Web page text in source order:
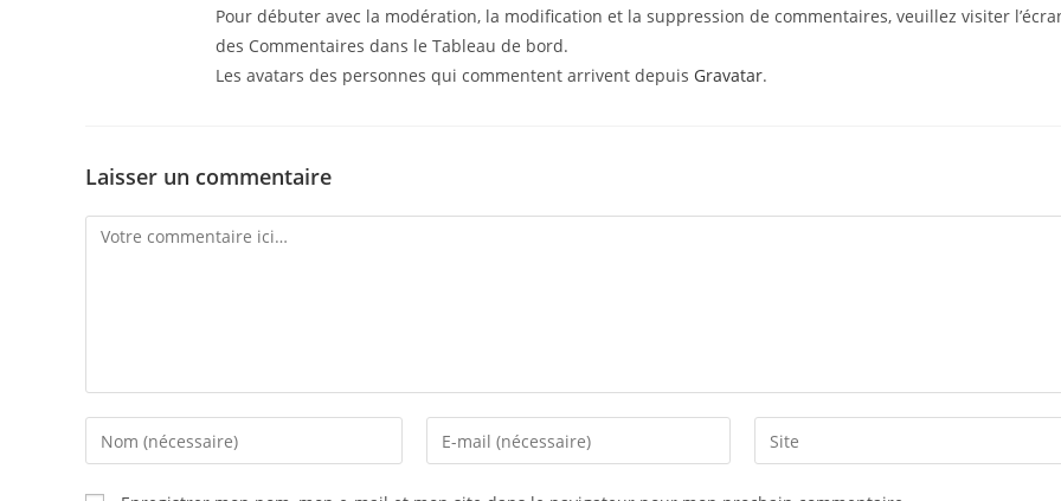
Pour débuter avec la modération, la modification et la suppression de commentaires, veuillez visiter
des Commentaires dans le Tableau de bord.
Les avatars des personnes qui commentent arrivent depuis Gravatar.
Laisser un commentaire
Comment
Enter
your
name
Enter
your
Saisir
l’URL